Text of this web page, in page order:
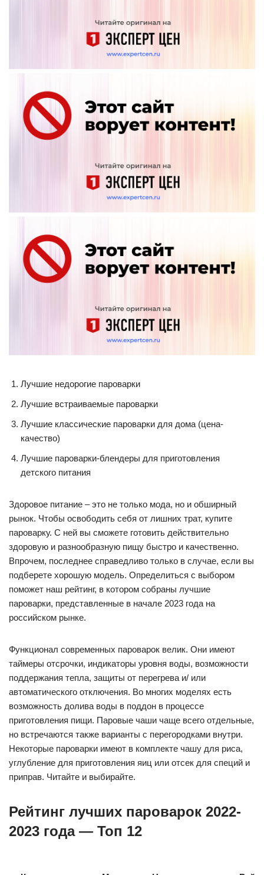
Лучшие недорогие пароварки
Лучшие встраиваемые пароварки
Лучшие классические пароварки для дома (цена-
качество)
Лучшие пароварки-блендеры для приготовления
детского питания
Здоровое питание – это не только мода, но и обширный
рынок. Чтобы освободить себя от лишних трат, купите
пароварку. С ней вы сможете готовить действительно
здоровую и разнообразную пищу быстро и качественно.
Впрочем, последнее справедливо только в случае, если вы
подберете хорошую модель. Определиться с выбором
поможет наш рейтинг, в котором собраны лучшие
пароварки, представленные в начале 2023 года на
российском рынке.
Функционал современных пароварок велик. Они имеют
таймеры отсрочки, индикаторы уровня воды, возможности
поддержания тепла, защиты от перегрева и/ или
автоматического отключения. Во многих моделях есть
возможность долива воды в поддон в процессе
приготовления пищи. Паровые чаши чаще всего отдельные,
но встречаются также варианты с перегородками внутри.
Некоторые пароварки имеют в комплекте чашу для риса,
углубление для приготовления яиц или отсек для специй и
приправ. Читайте и выбирайте.
Рейтинг лучших пароварок 2022-
2023 года — Топ 12